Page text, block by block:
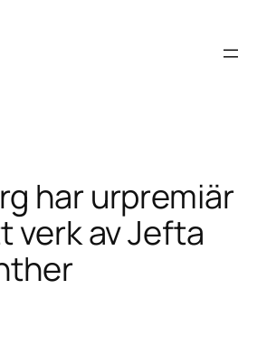
har urpremiär
verk av Jefta